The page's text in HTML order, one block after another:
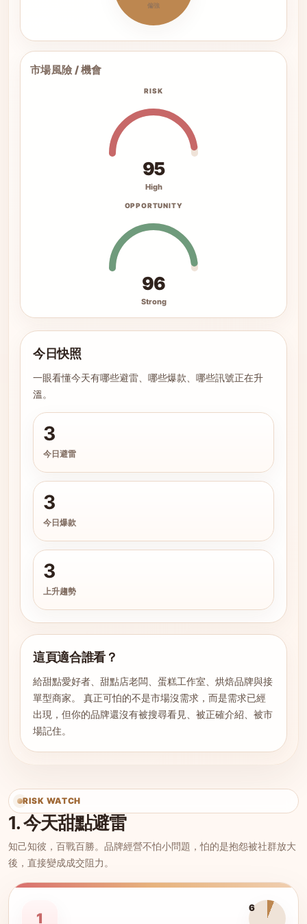
偏強
市場風險 / 機會
RISK
95
High
OPPORTUNITY
96
Strong
今日快照
一眼看懂今天有哪些避雷、哪些爆款、哪些訊號正在升
溫。
3
今日避雷
3
今日爆款
3
上升趨勢
這頁適合誰看？
給甜點愛好者、甜點店老闆、蛋糕工作室、烘焙品牌與接
單型商家。 真正可怕的不是市場沒需求，而是需求已經
出現，但你的品牌還沒有被搜尋看見、被正確介紹、被市
場記住。
RISK WATCH
1. 今天甜點避雷
知己知彼，百戰百勝。品牌經營不怕小問題，怕的是抱怨被社群放大
後，直接變成成交阻力。
1
6